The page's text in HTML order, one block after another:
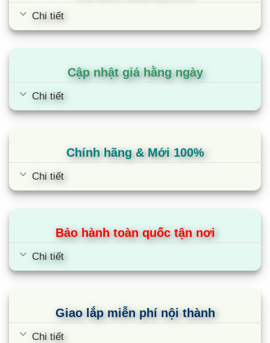
Chi tiết
Cập nhật giá hằng ngày
Chi tiết
Chính hãng & Mới 100%
Chi tiết
Bảo hành toàn quốc tận nơi
Chi tiết
Giao lắp miễn phí nội thành
Chi tiết